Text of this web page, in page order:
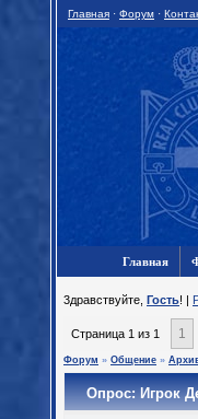
Главная · Форум ·
Главная
3дравствуйте, Гость! |
Страница 1 из 1 1
Форум » Общение »
Опрос: Игрок